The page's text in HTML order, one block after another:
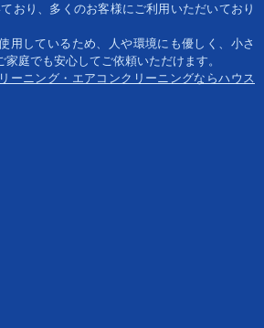
おり、多くのお客様にご利用いただいており
用しているため、人や環境にも優しく、小さ
庭でも安心してご依頼いただけます。
ーニング・エアコンクリーニングならハウス